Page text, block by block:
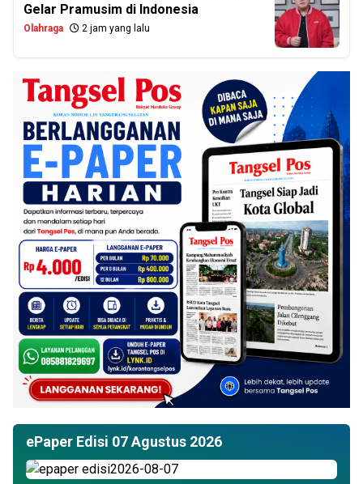
Gelar Pramusim di Indonesia
Olahraga 2 jam yang lalu
ePaper Edisi 07 Agustus 2026